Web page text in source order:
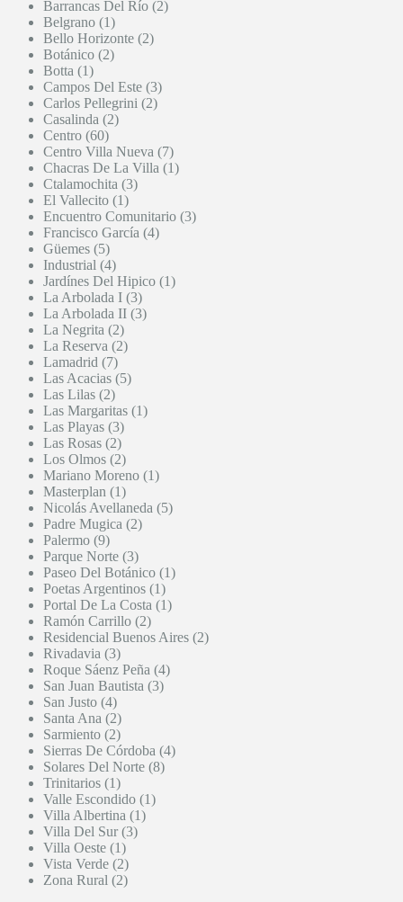
Barrancas Del Río (2)
Belgrano (1)
Bello Horizonte (2)
Botánico (2)
Botta (1)
Campos Del Este (3)
Carlos Pellegrini (2)
Casalinda (2)
Centro (60)
Centro Villa Nueva (7)
Chacras De La Villa (1)
Ctalamochita (3)
El Vallecito (1)
Encuentro Comunitario (3)
Francisco García (4)
Güemes (5)
Industrial (4)
Jardínes Del Hipico (1)
La Arbolada I (3)
La Arbolada II (3)
La Negrita (2)
La Reserva (2)
Lamadrid (7)
Las Acacias (5)
Las Lilas (2)
Las Margaritas (1)
Las Playas (3)
Las Rosas (2)
Los Olmos (2)
Mariano Moreno (1)
Masterplan (1)
Nicolás Avellaneda (5)
Padre Mugica (2)
Palermo (9)
Parque Norte (3)
Paseo Del Botánico (1)
Poetas Argentinos (1)
Portal De La Costa (1)
Ramón Carrillo (2)
Residencial Buenos Aires (2)
Rivadavia (3)
Roque Sáenz Peña (4)
San Juan Bautista (3)
San Justo (4)
Santa Ana (2)
Sarmiento (2)
Sierras De Córdoba (4)
Solares Del Norte (8)
Trinitarios (1)
Valle Escondido (1)
Villa Albertina (1)
Villa Del Sur (3)
Villa Oeste (1)
Vista Verde (2)
Zona Rural (2)